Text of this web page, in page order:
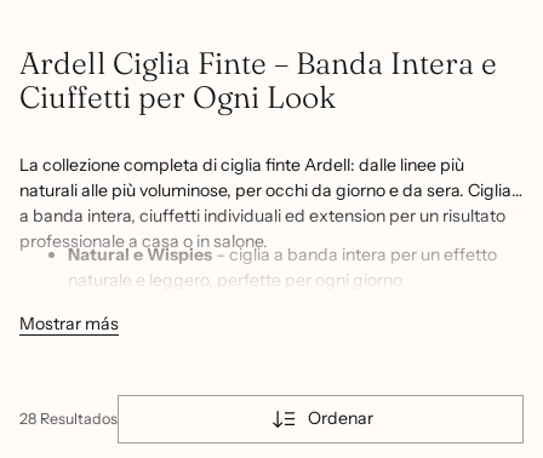
Ardell Ciglia Finte – Banda Intera e
Ciuffetti per Ogni Look
La collezione completa di ciglia finte Ardell: dalle linee più
naturali alle più voluminose, per occhi da giorno e da sera. Ciglia
a banda intera, ciuffetti individuali ed extension per un risultato
professionale a casa o in salone.
Natural e Wispies– ciglia a banda intera per un effetto
naturale e leggero, perfette per ogni giorno
Faux Mink e 8D Lashes
per look glamour e sofisticati
resistenti all'acqua per un finish invisibile
Mostrar más
Ordenar
28 Resultados